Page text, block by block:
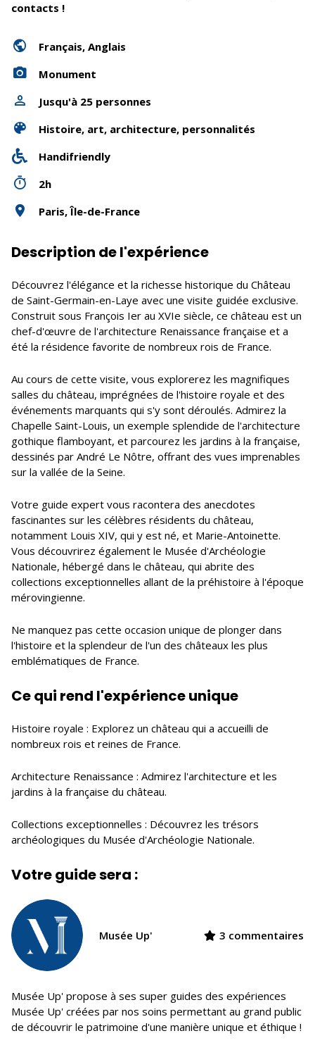
contacts !
Français, Anglais
Monument
Jusqu'à 25 personnes
Histoire, art, architecture, personnalités
Handifriendly
2h
Paris, Île-de-France
Description de l'expérience
Découvrez l'élégance et la richesse historique du Château
de Saint-Germain-en-Laye avec une visite guidée exclusive.
Construit sous François Ier au XVIe siècle, ce château est un
chef-d'œuvre de l'architecture Renaissance française et a
été la résidence favorite de nombreux rois de France.
Au cours de cette visite, vous explorerez les magnifiques
salles du château, imprégnées de l'histoire royale et des
événements marquants qui s'y sont déroulés. Admirez la
Chapelle Saint-Louis, un exemple splendide de l'architecture
gothique flamboyant, et parcourez les jardins à la française,
dessinés par André Le Nôtre, offrant des vues imprenables
sur la vallée de la Seine.
Votre guide expert vous racontera des anecdotes
fascinantes sur les célèbres résidents du château,
notamment Louis XIV, qui y est né, et Marie-Antoinette.
Vous découvrirez également le Musée d'Archéologie
Nationale, hébergé dans le château, qui abrite des
collections exceptionnelles allant de la préhistoire à l'époque
mérovingienne.
Ne manquez pas cette occasion unique de plonger dans
l'histoire et la splendeur de l'un des châteaux les plus
emblématiques de France.
Ce qui rend l'expérience unique
Histoire royale : Explorez un château qui a accueilli de
nombreux rois et reines de France.
Architecture Renaissance : Admirez l'architecture et les
jardins à la française du château.
Collections exceptionnelles : Découvrez les trésors
archéologiques du Musée d'Archéologie Nationale.
Votre guide sera :
Musée Up' 3 commentaires
Musée Up' propose à ses super guides des expériences
Musée Up' créées par nos soins permettant au grand public
de découvrir le patrimoine d'une manière unique et éthique !